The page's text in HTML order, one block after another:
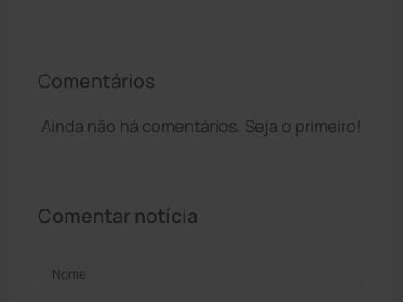
Comentários
Ainda não há comentários. Seja o primeiro!
Comentar notícia